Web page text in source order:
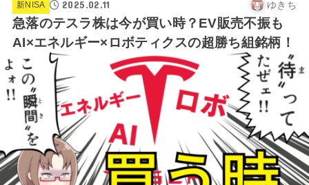
新NISA 2025.02.11 ゆきち
急落のテスラ株は今が買い時？EV販売不振も
AI×エネルギー×ロボティクスの超勝ち組銘柄！